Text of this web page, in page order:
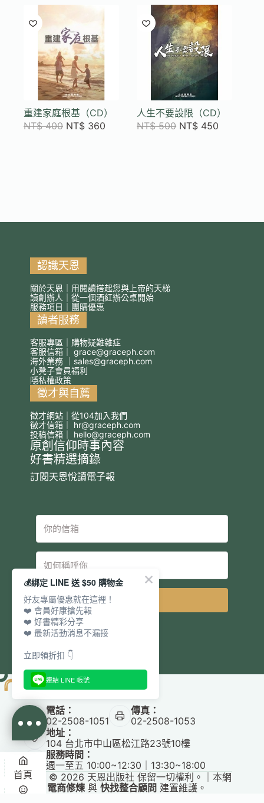
重建家庭根基（CD）
NT$400 NT$ 360
人生不要設限（CD）
NT$500 NT$ 450
認識天恩
關於天恩｜用閱讀搭起您與上帝的天梯
讀創辦人｜從一個酒紅辦公桌開始
服務項目｜團購優惠
讀者服務
客服專區｜購物疑難雜症
客服信箱｜ grace@graceph.com
海外業務 ｜ sales@graceph.com
小凳子會員福利
隱私權政策
徵才與自薦
徵才網站｜從104加入我們
徵才信箱｜ hr@graceph.com
投稿信箱｜ hello@graceph.com
原創信仰時事內容
好書精選摘錄
訂閱天恩悅讀電子報
電話：
02-2508-1051
傳真：
02-2508-1053
地址：
104 台北市中山區松江路23號10樓
服務時間：
週一至五 10:00~12:30｜13:30~18:00
Copyright © 2026 天恩出版社 保留一切權利。｜本網
站由 電商修煉與快找整合顧問 建置維護。
首頁
💰綁定 LINE 送 $50 購物金
好友專屬優惠就在這裡！
❤️ 會員好康搶先報
❤️ 好書精彩分享
❤️ 最新活動消息不漏接
立即領折扣 👇
連結 LINE 帳號